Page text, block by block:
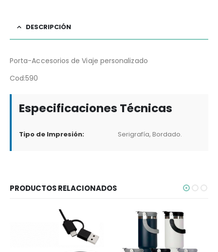
DESCRIPCIÓN
Porta-Accesorios de Viaje personalizado
Cod:590
Especificaciones Técnicas
Tipo de Impresión: Serigrafía, Bordado.
PRODUCTOS RELACIONADOS